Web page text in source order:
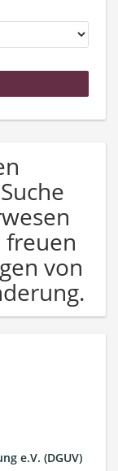
freuen
von
e.V. (DGUV)